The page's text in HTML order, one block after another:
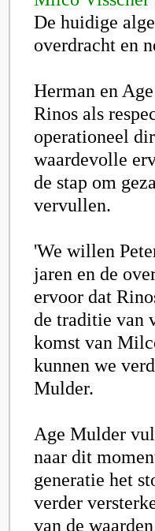
De huidige
overdracht en
Herman en
Rinos als
operationeel
waardevolle
de stap om
vervullen.
'We willen
jaren en de
ervoor dat
de traditie van
komst van
kunnen we
Mulder.
Age Mulder
naar dit
generatie het
verder
van de